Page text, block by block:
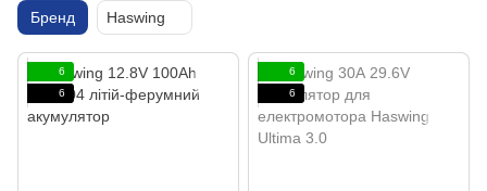
Бренд Haswing
6
6
6
6